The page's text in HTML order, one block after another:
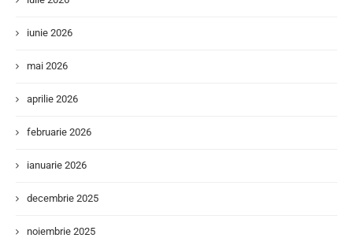
iunie 2026
mai 2026
aprilie 2026
februarie 2026
ianuarie 2026
decembrie 2025
noiembrie 2025